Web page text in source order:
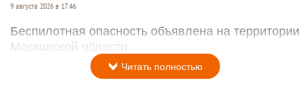
9 августа 2026 в 17:46
Беспилотная опасность объявлена на территории
Московской области.
Читать полностью